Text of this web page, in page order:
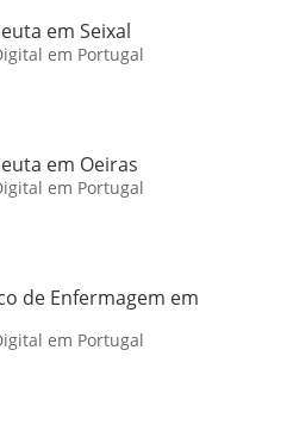
em Seixal
em Portugal
em Oeiras
em Portugal
de Enfermagem em
em Portugal